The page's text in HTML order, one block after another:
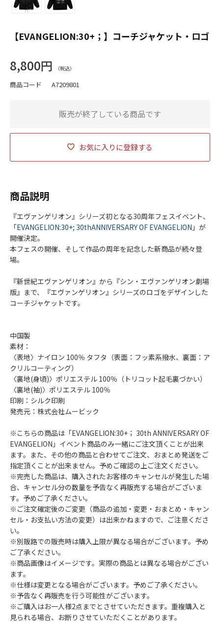
【EVANGELION:30+；】コーチジャケット・ロゴ
8,800円
商品コード A7209801
お気に入りに登録する
販売が終了している商品です
商品説明
『エヴァンゲリオン』シリーズ初となる30周年フェスイベント、
「EVANGELION:30+; 30thANNIVERSARY OF EVANGELION 」が
開催決定。
本フェスの開催、そして作品の周年を記念した新商品が続々登
場。
『新世紀エヴァンゲリオン』から『シン・エヴァンゲリオン劇場
版』まで、『エヴァンゲリオン』シリーズのロゴをデザインした
コーチジャケットです。
中国製
素材：
〈表地〉ナイロン 100％ タフタ（表面：フッ素系撥水、裏面：ア
クリルコーティング）
〈裏地(身頃)〉ポリエステル 100％（トリコット起毛裏づかい）
〈裏地(袖)〉ポリエステル 100％
印刷：シルク印刷
発売元：株式会社ムービック
※こちらの商品は「EVANGELION:30+； 30th ANNIVERSARY OF
EVANGELION」イベント商品のみ一緒にご注文頂くことが出来
ます。また、その他の商品と合わせてご注文、おまとめ発送をご
指定頂くことが出来ません。予めご確認の上ご注文ください。
※完売した商品は、購入されたお客様のキャンセルが発生した場
合、キャンセル分の数量を予告なく再販売する場合がございま
す。予めご了承ください。
※ご注文確定後のご変更（商品の追加・変更・おまとめ・キャン
セル・お支払い方法の変更）は出来かねますので、ご注意くださ
い。
※別販路での販売時は購入上限が異なる場合がございます。予め
ご了承ください。
※商品画像はイメージです。実際の商品とは異なる場合がござい
ます。
※仕様は変更となる場合がございます。予めご了承ください。
※予告なく再販売を行う可能性がございます。
※ご購入はお一人様2点までとさせていただきます。重複購入と
見られる場合、お断りさせていただくことがあります。